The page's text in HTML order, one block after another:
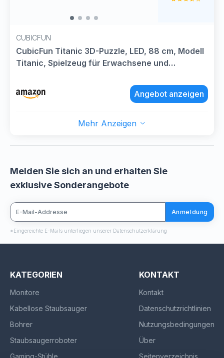
CUBICFUN
CubicFun Titanic 3D-Puzzle, LED, 88 cm, Modell
Titanic, Spielzeug für Erwachsene und
Angebot anzeigen
Mehr Anzeigen
Melden Sie sich an und erhalten Sie
exklusive Sonderangebote
Anmeldung
*Eingereichte E-Mails unterliegen unserer Datenschutzerklärung
KATEGORIEN
Monitore
Kabellose Staubsauger
Bohrer
Staubsaugerroboter
Gaming-Stühle
KONTAKT
Kontakt
Datenschutzrichtlinien
Nutzungsbedingungen
Über
Seitenverzeichnis